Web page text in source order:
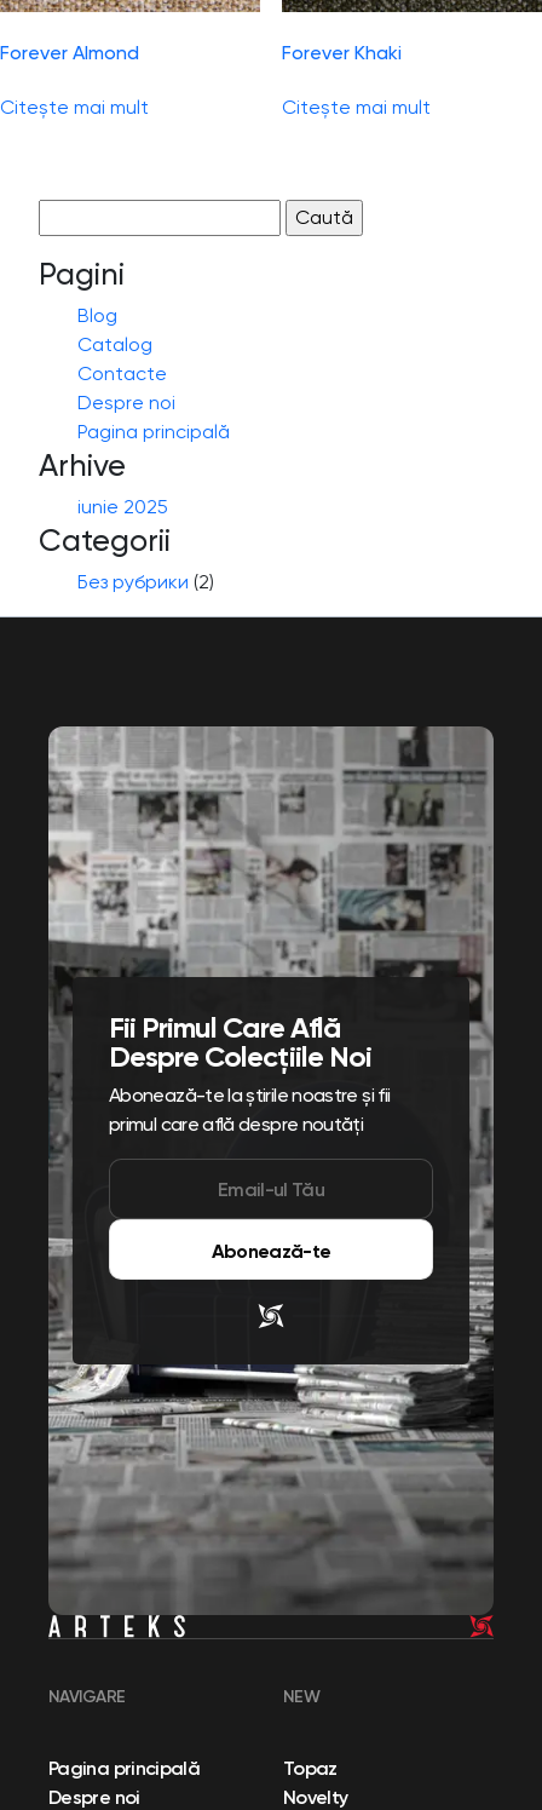
Forever Almond
Citește mai mult
Forever Khaki
Citește mai mult
după:
Pagini
Blog
Catalog
Contacte
Despre noi
Pagina principală
Arhive
iunie 2025
Categorii
Без рубрики (2)
Fii Primul Care Află
Despre Colecțiile Noi
Abonează-te la știrile noastre și fii
primul care află despre noutăți
Abonează-te
NAVIGARE
Pagina principală
Despre noi
NEW
Topaz
Novelty